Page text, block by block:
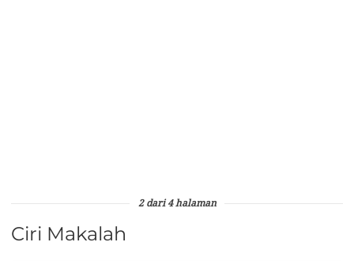
2 dari 4 halaman
Ciri Makalah